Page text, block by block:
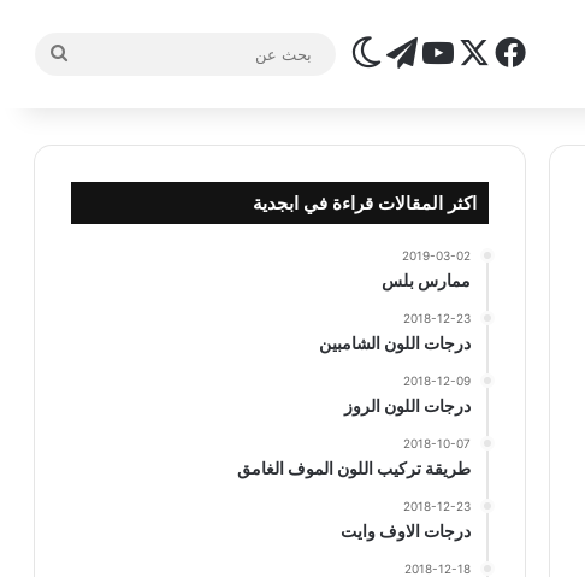
فيسبوك
‫X
‫YouTube
تيلقرامالوضع المظلم
اكثر المقالات قراءة في ابجدية
2019-03-02
ممارس بلس
2018-12-23
درجات اللون الشامبين
2018-12-09
درجات اللون الروز
2018-10-07
طريقة تركيب اللون الموف الغامق
2018-12-23
درجات الاوف وايت
2018-12-18